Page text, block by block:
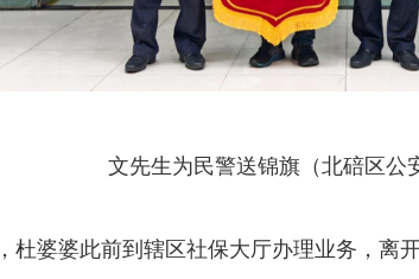
文先生为民警送锦旗（北碚区公
杜婆婆此前到辖区社保大厅办理业务，离